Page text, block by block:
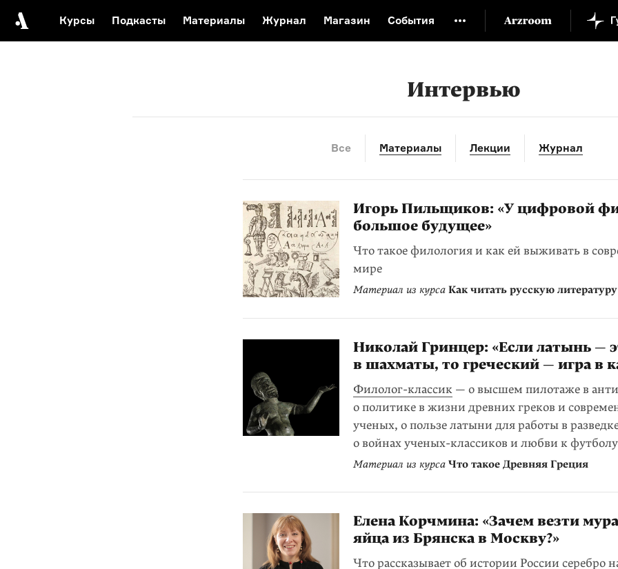
Курсы Подкасты Материалы Журнал Магазин События
Русская литература XX века
Интервью
Все Материалы Лекции Журнал
Игорь Пильщиков: «У цифровой
большое будущее»
Что такое филология и как ей выживать в
мире
Материал из курса Как читать русскую литературу
Николай Гринцер: «Если латынь —
в шахматы, то греческий — игра в
Филолог-классик — о высшем пилотаже в
о политике в жизни древних греков и
ученых, о пользе латыни для работы в
о войнах ученых-классиков и любви к футболу
Материал из курса Что такое Древняя Греция
Елена Корчмина: «Зачем везти
яйца из Брянска в Москву?»
Что рассказывает об истории России серебро